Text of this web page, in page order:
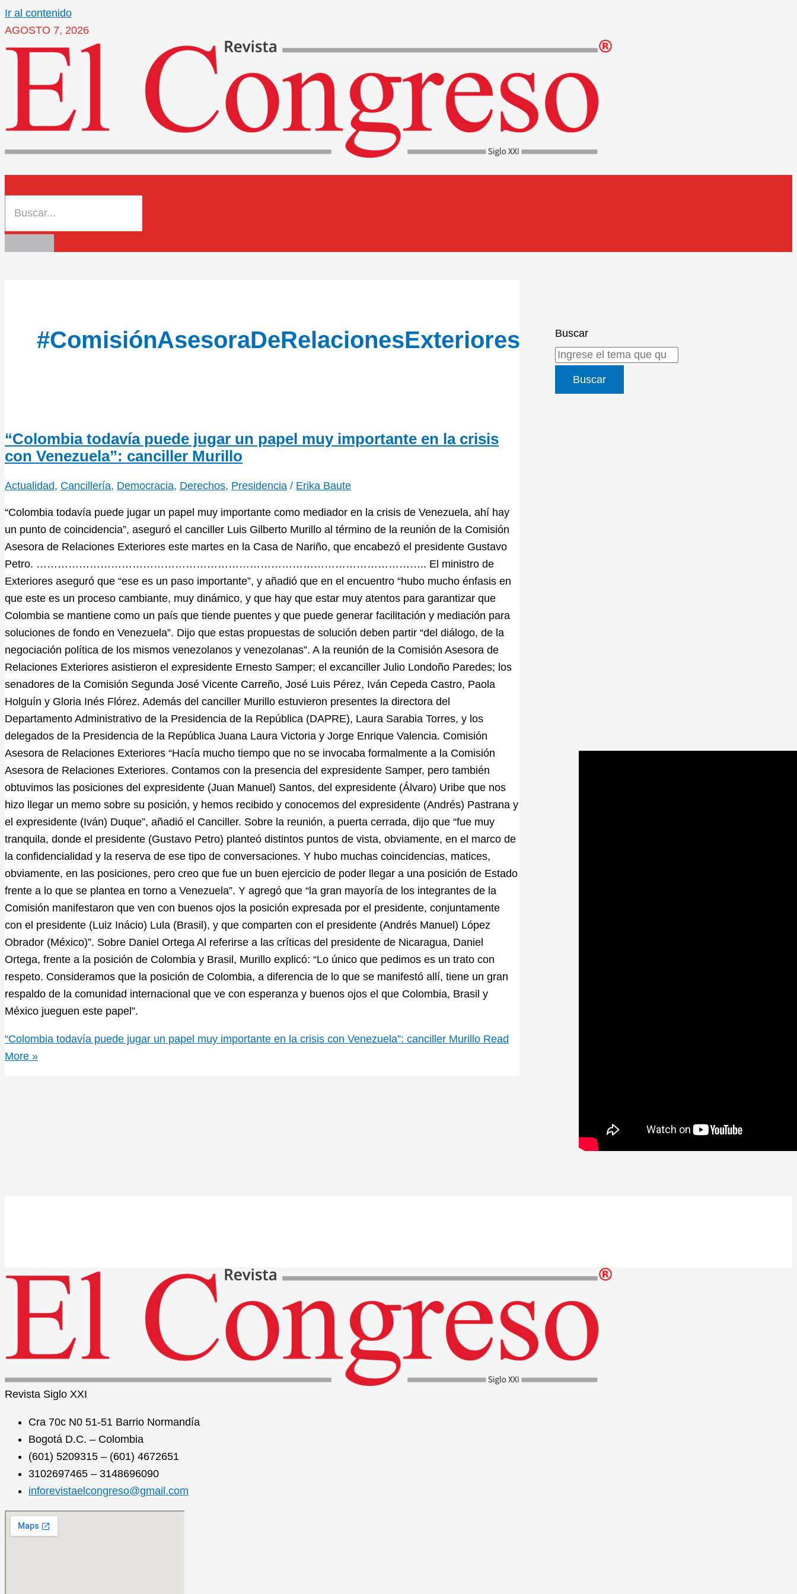
Ir al contenido
AGOSTO 7, 2026
#ComisiónAsesoraDeRelacionesExteriores
“Colombia todavía puede jugar un papel muy importante en la crisis
con Venezuela”: canciller Murillo
Actualidad, Cancillería, Democracia, Derechos, Presidencia / Erika Baute
“Colombia todavía puede jugar un papel muy importante como mediador en la crisis de Venezuela, ahí hay
un punto de coincidencia”, aseguró el canciller Luis Gilberto Murillo al término de la reunión de la Comisión
Asesora de Relaciones Exteriores este martes en la Casa de Nariño, que encabezó el presidente Gustavo
Petro. ……………………………………………………………………………………………….. El ministro de
Exteriores aseguró que “ese es un paso importante”, y añadió que en el encuentro “hubo mucho énfasis en
que este es un proceso cambiante, muy dinámico, y que hay que estar muy atentos para garantizar que
Colombia se mantiene como un país que tiende puentes y que puede generar facilitación y mediación para
soluciones de fondo en Venezuela”. Dijo que estas propuestas de solución deben partir “del diálogo, de la
negociación política de los mismos venezolanos y venezolanas”. A la reunión de la Comisión Asesora de
Relaciones Exteriores asistieron el expresidente Ernesto Samper; el excanciller Julio Londoño Paredes; los
senadores de la Comisión Segunda José Vicente Carreño, José Luis Pérez, Iván Cepeda Castro, Paola
Holguín y Gloria Inés Flórez. Además del canciller Murillo estuvieron presentes la directora del
Departamento Administrativo de la Presidencia de la República (DAPRE), Laura Sarabia Torres, y los
delegados de la Presidencia de la República Juana Laura Victoria y Jorge Enrique Valencia. Comisión
Asesora de Relaciones Exteriores “Hacía mucho tiempo que no se invocaba formalmente a la Comisión
Asesora de Relaciones Exteriores. Contamos con la presencia del expresidente Samper, pero también
obtuvimos las posiciones del expresidente (Juan Manuel) Santos, del expresidente (Álvaro) Uribe que nos
hizo llegar un memo sobre su posición, y hemos recibido y conocemos del expresidente (Andrés) Pastrana y
el expresidente (Iván) Duque”, añadió el Canciller. Sobre la reunión, a puerta cerrada, dijo que “fue muy
tranquila, donde el presidente (Gustavo Petro) planteó distintos puntos de vista, obviamente, en el marco de
la confidencialidad y la reserva de ese tipo de conversaciones. Y hubo muchas coincidencias, matices,
obviamente, en las posiciones, pero creo que fue un buen ejercicio de poder llegar a una posición de Estado
frente a lo que se plantea en torno a Venezuela”. Y agregó que “la gran mayoría de los integrantes de la
Comisión manifestaron que ven con buenos ojos la posición expresada por el presidente, conjuntamente
con el presidente (Luiz Inácio) Lula (Brasil), y que comparten con el presidente (Andrés Manuel) López
Obrador (México)”. Sobre Daniel Ortega Al referirse a las críticas del presidente de Nicaragua, Daniel
Ortega, frente a la posición de Colombia y Brasil, Murillo explicó: “Lo único que pedimos es un trato con
respeto. Consideramos que la posición de Colombia, a diferencia de lo que se manifestó allí, tiene un gran
respaldo de la comunidad internacional que ve con esperanza y buenos ojos el que Colombia, Brasil y
México jueguen este papel”.
“Colombia todavía puede jugar un papel muy importante en la crisis con Venezuela”: canciller Murillo Read
More »
Buscar
Buscar
Revista Siglo XXI
Cra 70c N0 51-51 Barrio Normandía
Bogotá D.C. – Colombia
(601) 5209315 – (601) 4672651
3102697465 – 3148696090
inforevistaelcongreso@gmail.com